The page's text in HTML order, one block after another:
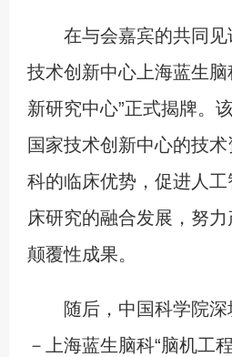
在与会嘉宾的共同见
技术创新中心上海蓝生脑
新研究中心”正式揭牌。
国家技术创新中心的技
科的临床优势，促进人
床研究的融合发展，努
颠覆性成果。
随后，中国科学院深
－上海蓝生脑科“脑机工